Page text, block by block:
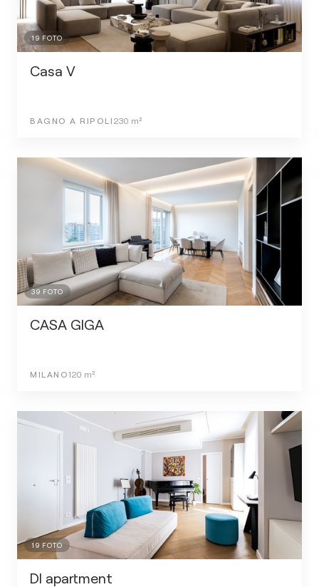
19 FOTO
Casa V
BAGNO A RIPOLI 230 m²
39 FOTO
CASA GIGA
MILANO120 m²
19 FOTO
Dl apartment